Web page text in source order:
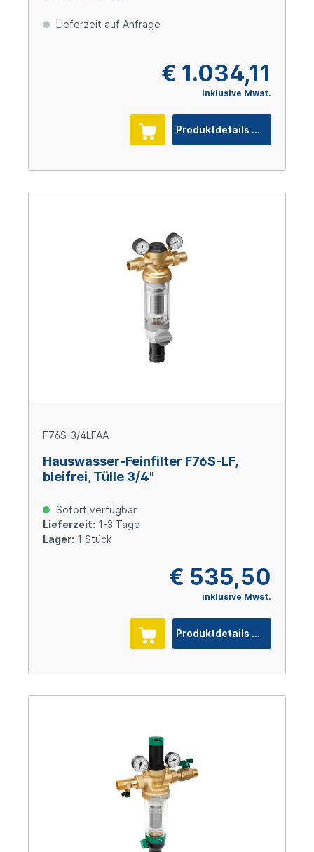
Lieferzeit auf Anfrage
€ 1.034,11
inklusive Mwst.
Produktdetails
F76S-3/4LFAA
Hauswasser-Feinfilter F76S-LF,
bleifrei, Tülle 3/4"
Sofort verfügbar
Lieferzeit: 1-3 Tage
Lager: 1 Stück
€ 535,50
inklusive Mwst.
Produktdetails